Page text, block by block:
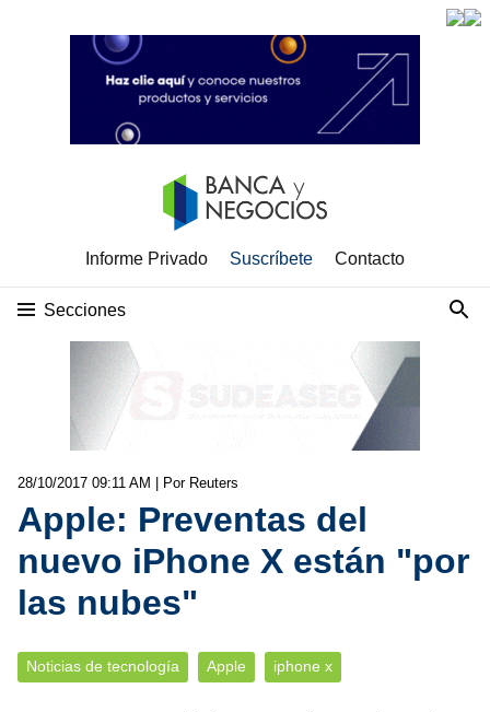
Informe Privado Suscríbete Contacto
Secciones
28/10/2017 09:11 AM | Por Reuters
Apple: Preventas del
nuevo iPhone X están "por
las nubes"
Noticias de tecnología Apple iphone x